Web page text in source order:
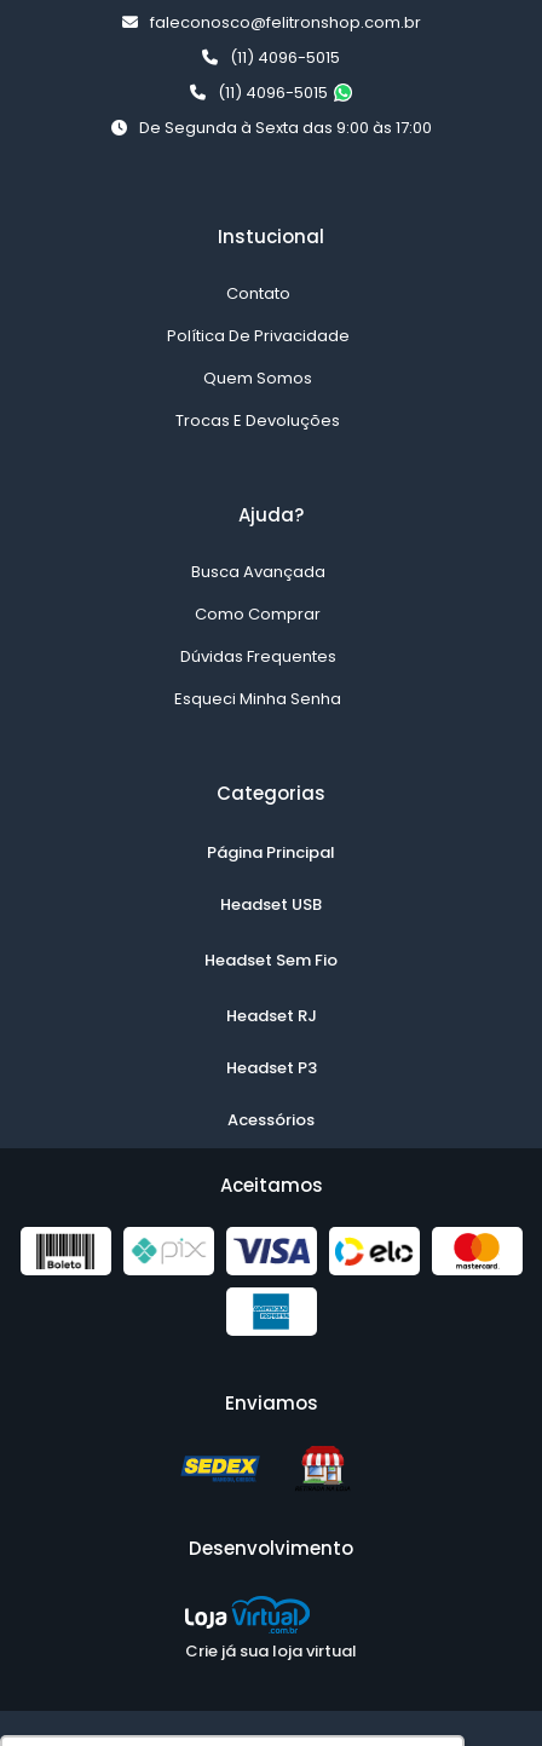
faleconosco@felitronshop.com.br
(11) 4096-5015
(11) 4096-5015
De Segunda à Sexta das 9:00 às 17:00
Instucional
Contato
Política De Privacidade
Quem Somos
Trocas E Devoluções
Ajuda?
Busca Avançada
Como Comprar
Dúvidas Frequentes
Esqueci Minha Senha
Categorias
Página Principal
Headset USB
Headset Sem Fio
Headset RJ
Headset P3
Acessórios
Aceitamos
Enviamos
Desenvolvimento
Crie já sua loja virtual